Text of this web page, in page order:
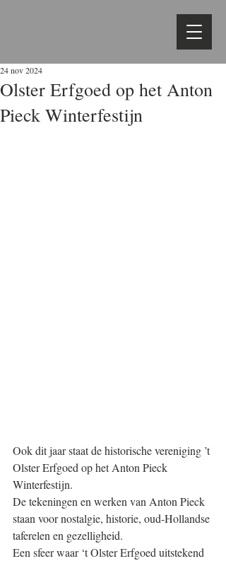
Olster Erfgoed op het Anton
Pieck Winterfestijn
24 nov 2024
Ook dit jaar staat de historische vereniging ’t
Olster Erfgoed op het Anton Pieck
Winterfestijn.
De tekeningen en werken van Anton Pieck
staan voor nostalgie, historie, oud-Hollandse
taferelen en gezelligheid.
Een sfeer waar ‘t Olster Erfgoed uitstekend